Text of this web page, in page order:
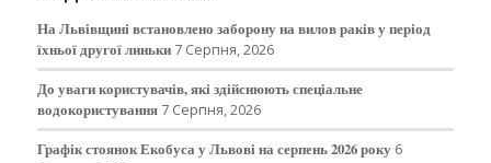
На Львівщині встановлено заборону на вилов раків у період
їхньої другої линьки 7 Серпня, 2026
До уваги користувачів, які здійснюють спеціальне
водокористування 7 Серпня, 2026
Графік стоянок Екобуса у Львові на серпень 2026 року 6